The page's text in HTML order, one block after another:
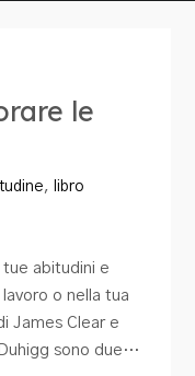
le
, libro
abitudini e
o nella tua
James Clear e
sono due…